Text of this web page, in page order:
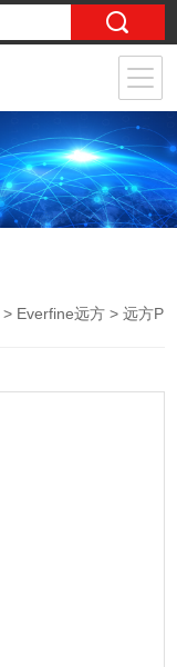
> Everfine远方 > 远方PSC-20便携式分光测色仪